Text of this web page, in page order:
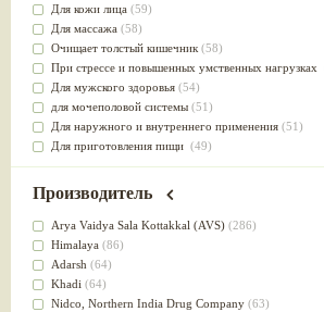
Для кожи лица (59)
Для массажа (58)
Очищает толстый кишечник (58)
При стрессе и повышенных умственных нагрузках
Для мужского здоровья (54)
для мочеполовой системы (51)
Для наружного и внутреннего применения (51)
Для приготовления пищи (49)
от инфекций мочеполовой системы(49)
для суставов
Лечит опухоли и отеки(46)
Для медитации
выводит токсины
Для здоровья печени
Для тела(39)
Производитель
Arya Vaidya Sala Kottakkal (AVS) (286)
Himalaya (86)
Adarsh (64)
Khadi (64)
Nidсo, Northern India Drug Company (63)